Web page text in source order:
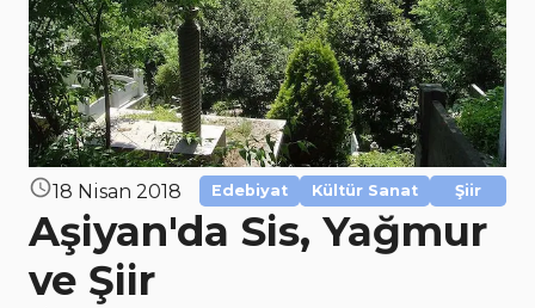
18 Nisan 2018 Edebiyat Kültür Sanat Şiir
Aşiyan'da Sis, Yağmur
ve Şiir